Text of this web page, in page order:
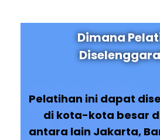
Dimana
Pelatihan ini dapat
di kota-kota besar
antara lain Jakarta,